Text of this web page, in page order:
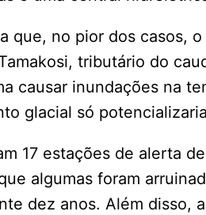
que, no pior dos casos,
tributário do
causar inundações na
glacial só
17 estações de alerta
algumas foram
dez anos. Além disso,